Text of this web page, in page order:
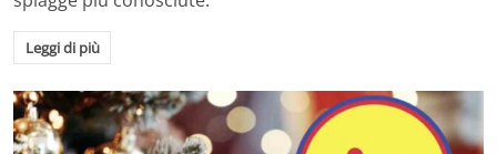
Leggi di più